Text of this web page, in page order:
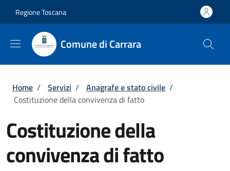
Regione Toscana
Comune di Carrara
Briciole di pane
Home / Servizi / Anagrafe e stato civile /
Costituzione della convivenza di fatto
Costituzione della
convivenza di fatto